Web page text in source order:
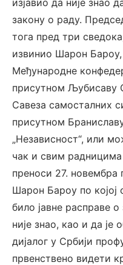
закону о раду.
тога пред три
извинио Шарон Бароу,
Међународне
присутном Љубисаву
Савеза самосталних
присутном
„Независност“, или
чак и свим
преноси 27. новембра
Шарон Бароу по којој
било јавне расправе
није знао, као и да је
дијалог у Србији
првенствено видети